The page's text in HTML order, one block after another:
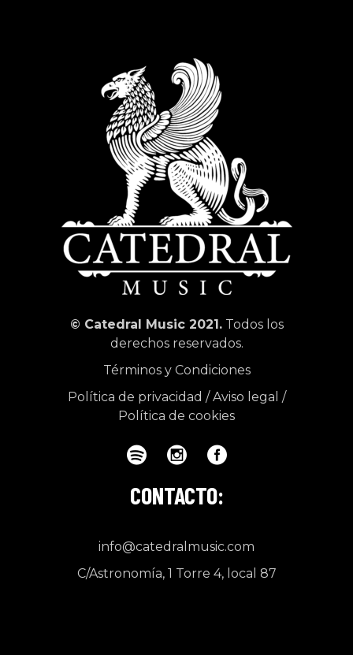
© Catedral Music 2021.Todos los
derechos reservados.
Términos y Condiciones
Política de privacidad / Aviso legal /
Política de cookies
CONTACTO:
info@catedralmusic.com
C/Astronomía, 1 Torre 4, local 87